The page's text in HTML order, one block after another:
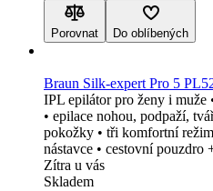
Porovnat Do oblíbených
Braun Silk-expert Pro 5
IPL epilátor pro ženy i muže
• epilace nohou, podpaží,
pokožky • tři komfortní
nástavce • cestovní
Zítra u vás
Skladem